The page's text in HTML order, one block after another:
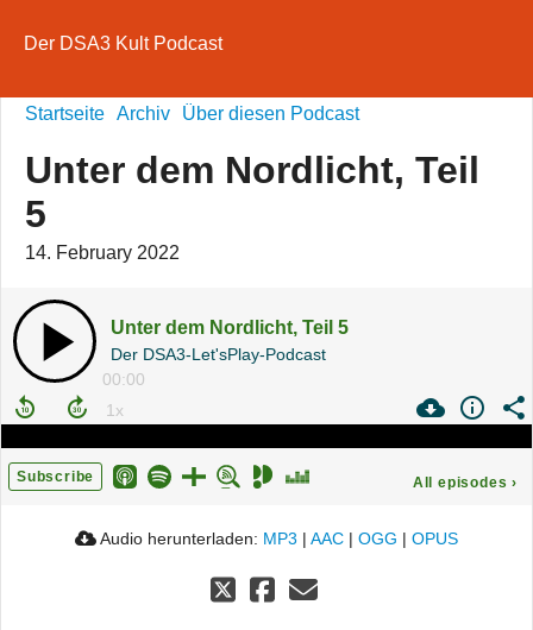
Der DSA3 Kult Podcast
Startseite Archiv Über diesen Podcast
Unter dem Nordlicht, Teil
5
14. February 2022
Unter dem Nordlicht, Teil 5
Der DSA3-Let'sPlay-Podcast
00:00
Subscribe All episodes ›
Audio herunterladen: MP3 | AAC | OGG | OPUS